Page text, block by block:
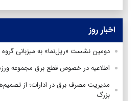
اخبار روز
دومین نشست «ریل‌نما» به میزبانی گروه
اطلاعیه در خصوص قطع برق مجموعه
مدیریت مصرف برق در ادارات؛ از
بزرگ